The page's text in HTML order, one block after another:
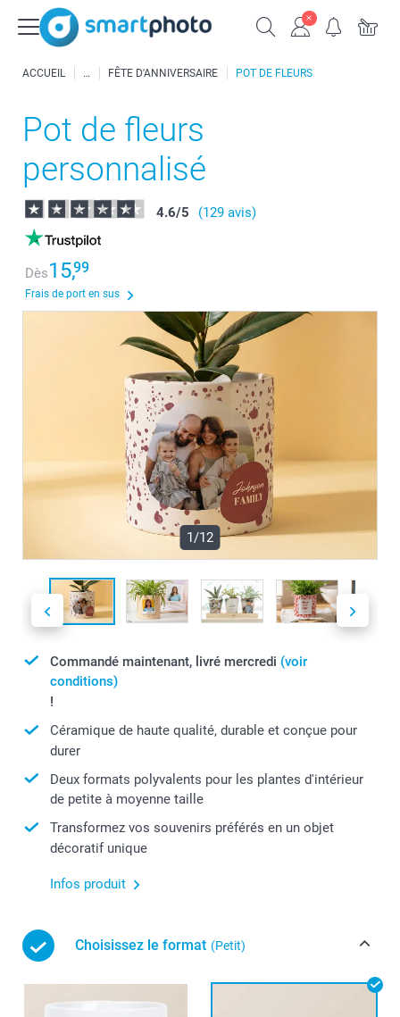
ACCUEIL FÊTE D'ANNIVERSAIRE POT DE FLEURS
Pot de fleurs
personnalisé
4.6/5 (129 avis)
Dès15,99
Frais de port en sus
1/12
Commandé maintenant, livré mercredi (voir
conditions)
!
Céramique de haute qualité, durable et conçue pour
durer
Deux formats polyvalents pour les plantes d'intérieur
de petite à moyenne taille
Transformez vos souvenirs préférés en un objet
décoratif unique
Infos produit
Choisissez le format (Petit)